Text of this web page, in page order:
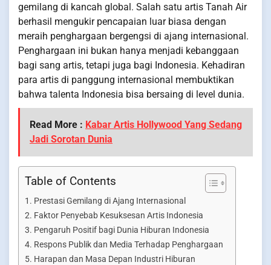
gemilang di kancah global. Salah satu artis Tanah Air
berhasil mengukir pencapaian luar biasa dengan
meraih penghargaan bergengsi di ajang internasional.
Penghargaan ini bukan hanya menjadi kebanggaan
bagi sang artis, tetapi juga bagi Indonesia. Kehadiran
para artis di panggung internasional membuktikan
bahwa talenta Indonesia bisa bersaing di level dunia.
Read More : Kabar Artis Hollywood Yang Sedang
Jadi Sorotan Dunia
Table of Contents
Prestasi Gemilang di Ajang Internasional
Faktor Penyebab Kesuksesan Artis Indonesia
Pengaruh Positif bagi Dunia Hiburan Indonesia
Respons Publik dan Media Terhadap Penghargaan
Harapan dan Masa Depan Industri Hiburan